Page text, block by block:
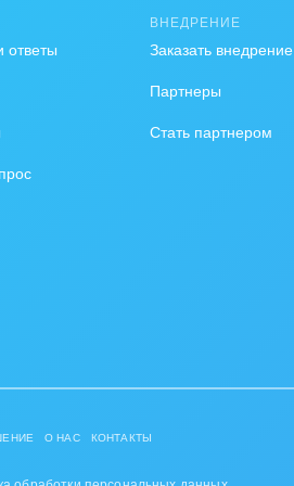
Охрана, безопасность
Промышленность
СМИ, издательства,
ответы
ВНЕДРЕНИЕ
Заказать внедрение
Партнеры
Стать партнером
О НАС КОНТАКТЫ